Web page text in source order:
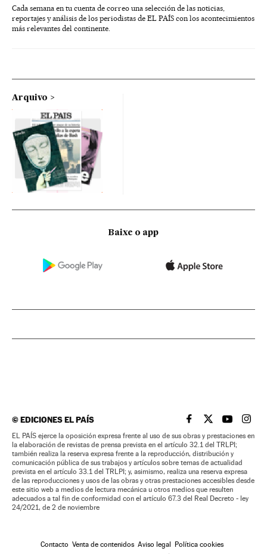
Cada semana en tu cuenta de correo una selección de las noticias,
reportajes y análisis de los periodistas de EL PAÍS con los acontecimientos
más relevantes del continente.
Arquivo
Baixe o app
©EDICIONES EL PAÍS EL PAÍS BRASIL EN
EL PAÍSEL PAÍS
EL
EL PAÍS ejerce la oposición expresa frente al uso de sus obras y prestaciones en
la elaboración de revistas de prensa prevista en el artículo 32.1 del TRLPI;
también realiza la reserva expresa frente a la reproducción, distribución y
comunicación pública de sus trabajos y artículos sobre temas de actualidad
prevista en el artículo 33.1 del TRLPI; y, asimismo, realiza una reserva expresa
de las reproducciones y usos de las obras y otras prestaciones accesibles desde
este sitio web a medios de lectura mecánica u otros medios que resulten
adecuados a tal fin de conformidad con el artículo 67.3 del Real Decreto - ley
24/2021, de 2 de noviembre
Contacto Venta de contenidos Aviso legal
Política cookies